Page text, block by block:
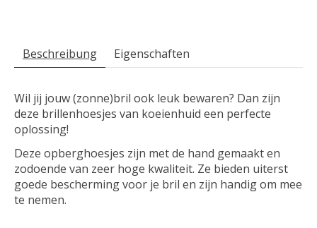
Beschreibung Eigenschaften
Wil jij jouw (zonne)bril ook leuk bewaren? Dan zijn
deze brillenhoesjes van koeienhuid een perfecte
oplossing!
Deze opberghoesjes zijn met de hand gemaakt en
zodoende van zeer hoge kwaliteit. Ze bieden uiterst
goede bescherming voor je bril en zijn handig om mee
te nemen.